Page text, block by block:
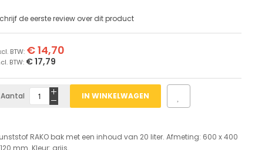
de eerste review over dit product
€ 17,79
€ 14,70
Aantal IN WINKELWAGEN
RAKO bak met een inhoud van 20 liter. Afmeting: 600 x 400
mm. Kleur: grijs.